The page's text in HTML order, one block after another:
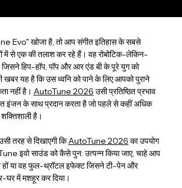
Evo" खोजा है, तो आप संगीत इतिहास के सबसे
में से एक की तलाश कर रहे हैं। वह रोबोटिक-लेकिन-
हिप-हॉप, पॉप और आर एंड बी के पूरे युग को
खबर यह है कि उस ध्वनि को पाने के लिए आपको पुराने
नहीं है। AutoTune 2026 उसी प्रतिष्ठित प्रभाव
इंजन के साथ प्रदान करता है जो पहले से कहीं अधिक
है।
तरह से दिखाएगी किAutoTune 2026 का उपयोग
इवो साउंड को कैसे पुन: उत्पन्न किया जाए, चाहे आप
हों या वह फुल-थ्रॉटल इफेक्ट जिसने टी-पेन और
में मशहूर कर दिया।